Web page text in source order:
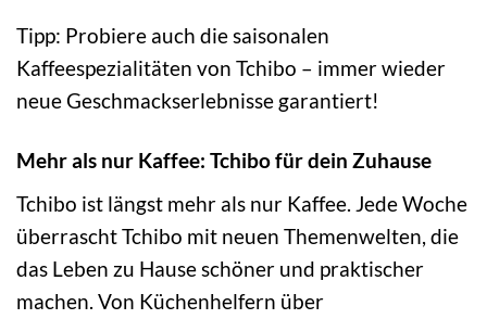
Tipp: Probiere auch die saisonalen
Kaffeespezialitäten von Tchibo – immer wieder
neue Geschmackserlebnisse garantiert!
Mehr als nur Kaffee: Tchibo für dein Zuhause
Tchibo ist längst mehr als nur Kaffee. Jede Woche
überrascht Tchibo mit neuen Themenwelten, die
das Leben zu Hause schöner und praktischer
machen. Von Küchenhelfern über